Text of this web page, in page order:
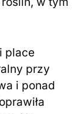
place
przy
i ponad